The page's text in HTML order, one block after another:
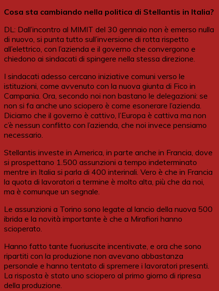
Cosa sta cambiando nella politica di Stellantis in Italia?
DL: Dall’incontro al MIMIT del 30 gennaio non è emerso nulla
di nuovo, si punta tutto sull’inversione di rotta rispetto
all’elettrico, con l’azienda e il governo che convergono e
chiedono ai sindacati di spingere nella stessa direzione.
I sindacati adesso cercano iniziative comuni verso le
istituzioni, come avvenuto con la nuova giunta di Fico in
Campania. Ora, secondo noi non bastano le delegazioni: se
non si fa anche uno sciopero è come esonerare l’azienda.
Diciamo che il governo è cattivo, l’Europa è cattiva ma non
c’è nessun conflitto con l’azienda, che noi invece pensiamo
necessario.
Stellantis investe in America, in parte anche in Francia, dove
si prospettano 1.500 assunzioni a tempo indeterminato
mentre in Italia si parla di 400 interinali. Vero è che in Francia
la quota di lavoratori a termine è molto alta, più che da noi,
ma è comunque un segnale.
Le assunzioni a Torino sono legate al lancio della nuova 500
ibrida e la novità importante è che a Mirafiori hanno
scioperato.
Hanno fatto tante fuoriuscite incentivate, e ora che sono
ripartiti con la produzione non avevano abbastanza
personale e hanno tentato di spremere i lavoratori presenti.
La risposta è stato uno sciopero al primo giorno di ripresa
della produzione.